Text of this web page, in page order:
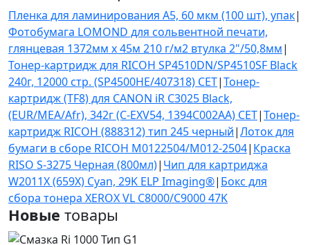
Пленка для ламинирования А5, 60 мкм (100 шт), упак|
Фотобумага LOMOND для сольвентной печати,
глянцевая 1372мм х 45м 210 г/м2 втулка 2"/50,8мм|
Тонер-картридж для RICOH SP4510DN/SP4510SF Black
240г, 12000 стр. (SP4500HE/407318) CET|Тонер-
картридж (TF8) для CANON iR C3025 Black,
(EUR/MEA/Afr), 342г (C-EXV54, 1394C002AA) CET|Тонер-
картридж RICOH (888312) тип 245 черный|Лоток для
бумаги в сборе RICOH M0122504/M012-2504| Краска
RISO S-3275 Черная (800мл)| Чип для картриджа
W2011X (659X) Cyan, 29K ELP Imaging®| Бокс для
сбора тонера XEROX VL C8000/C9000 47K
Новые товары